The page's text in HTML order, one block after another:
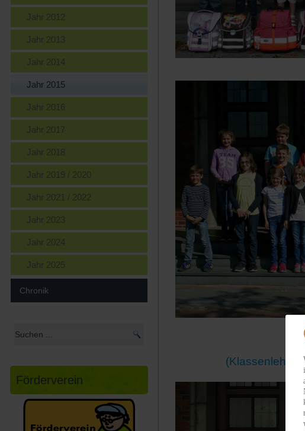
Jahr 2012
Jahr 2013
Jahr 2014
Jahr 2015
Jahr 2016
Jahr 2017
Jahr 2018
Jahr 2019 / 2020
Jahr 2021 / 2022
Jahr 2023
Jahr 2024
Jahr 2025
Chronik
Förderverein